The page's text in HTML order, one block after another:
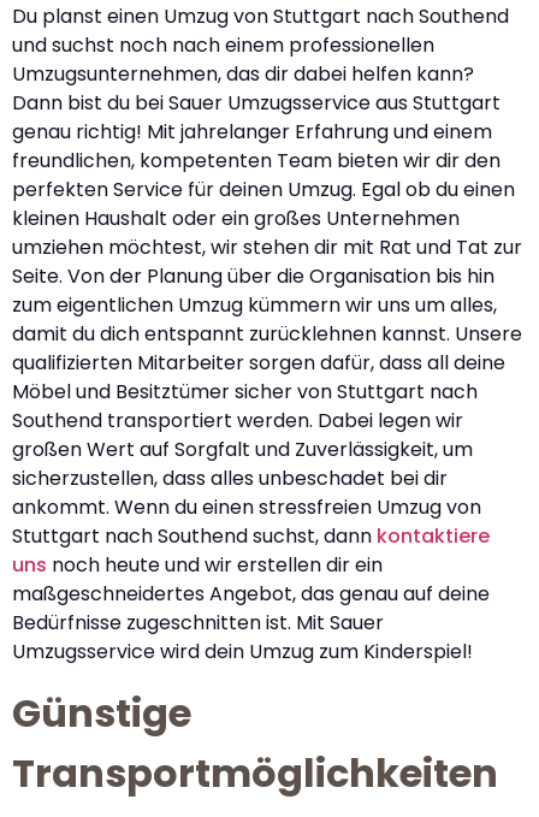
Du planst einen Umzug von Stuttgart nach Southend
und suchst noch nach einem professionellen
Umzugsunternehmen, das dir dabei helfen kann?
Dann bist du bei Sauer Umzugsservice aus Stuttgart
genau richtig! Mit jahrelanger Erfahrung und einem
freundlichen, kompetenten Team bieten wir dir den
perfekten Service für deinen Umzug. Egal ob du einen
kleinen Haushalt oder ein großes Unternehmen
umziehen möchtest, wir stehen dir mit Rat und Tat zur
Seite. Von der Planung über die Organisation bis hin
zum eigentlichen Umzug kümmern wir uns um alles,
damit du dich entspannt zurücklehnen kannst. Unsere
qualifizierten Mitarbeiter sorgen dafür, dass all deine
Möbel und Besitztümer sicher von Stuttgart nach
Southend transportiert werden. Dabei legen wir
großen Wert auf Sorgfalt und Zuverlässigkeit, um
sicherzustellen, dass alles unbeschadet bei dir
ankommt. Wenn du einen stressfreien Umzug von
Stuttgart nach Southend suchst, dann kontaktiere
uns noch heute und wir erstellen dir ein
maßgeschneidertes Angebot, das genau auf deine
Bedürfnisse zugeschnitten ist. Mit Sauer
Umzugsservice wird dein Umzug zum Kinderspiel!
Günstige
Transportmöglichkeiten